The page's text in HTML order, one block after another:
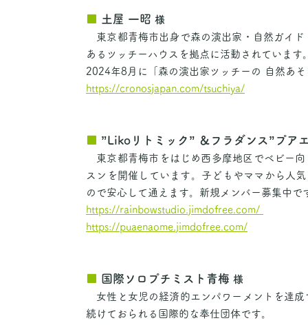
■ 土屋 一昭 様
東京都青梅市出身で森の演出家・自然ガイ
あるツッチーハウスを拠点に活動されています
2024年8月に「森の演出家ツッチーの 自然あ
https://cronosjapan.com/tsuchiya/
■ ”Likoリトミック” ＆フラダンス”プ
東京都青梅市をはじめ西多摩地区でベビー
スンを開催しています。子どもやママから人
ので安心して通えます。新規メンバー募集中
https://rainbowstudio.jimdofree.com/
https://puaenaome.jimdofree.com/
■ 国際ソロプチミスト青梅 様
女性と女児の経済的エンパワーメントを達
続けておられる国際的な奉仕団体です。